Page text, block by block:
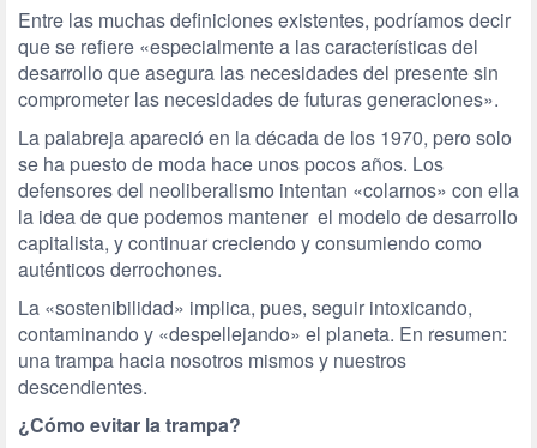
Entre las muchas definiciones existentes, podríamos decir
que se refiere «especialmente a las características del
desarrollo que asegura las necesidades del presente sin
comprometer las necesidades de futuras generaciones».
La palabreja apareció en la década de los 1970, pero solo
se ha puesto de moda hace unos pocos años. Los
defensores del neoliberalismo intentan «colarnos» con ella
la idea de que podemos mantener el modelo de desarrollo
capitalista, y continuar creciendo y consumiendo como
auténticos derrochones.
La «sostenibilidad» implica, pues, seguir intoxicando,
contaminando y «despellejando» el planeta. En resumen:
una trampa hacia nosotros mismos y nuestros
descendientes.
¿Cómo evitar la trampa?